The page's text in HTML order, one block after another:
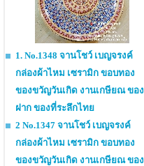
1. No.1348 จานโชว์ เบญจรงค์
กล่องผ้าไหม เซรามิก ขอบทอง
ของขวัญวันเกิด งานเกษียณ ของ
ฝาก ของที่ระลึกไทย
2 No.1347 จานโชว์ เบญจรงค์
กล่องผ้าไหม เซรามิก ขอบทอง
ของขวัญวันเกิด งานเกษียณ ของ